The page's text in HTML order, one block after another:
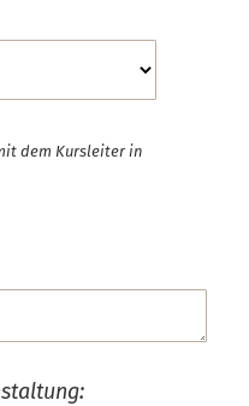
dem Kursleiter in